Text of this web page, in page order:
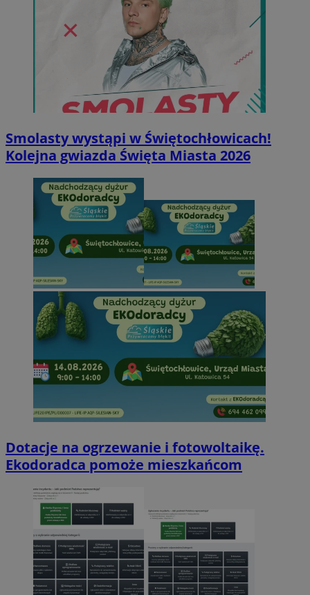
Smolasty wystąpi w Świętochłowicach!
Kolejna gwiazda Święta Miasta 2026
Dotacje na ogrzewanie i fotowoltaikę.
Ekodoradca pomoże mieszkańcom